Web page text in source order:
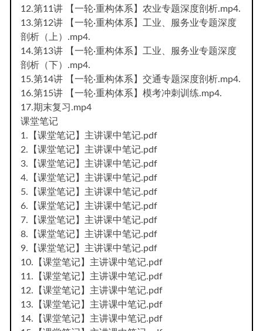
12.第11讲 【一轮·重构体系】农业专题深度剖析.mp4.
13.第12讲 【一轮·重构体系】工业、服务业专题深度
剖析（上）.mp4.
14.第13讲 【一轮·重构体系】工业、服务业专题深度
剖析（下）.mp4.
15.第14讲 【一轮·重构体系】交通专题深度剖析.mp4.
16.第15讲 【一轮·重构体系】模考冲刺训练.mp4.
17.期末复习.mp4
课堂笔记
1.【课堂笔记】主讲课中笔记.pdf
2.【课堂笔记】主讲课中笔记.pdf
3.【课堂笔记】主讲课中笔记.pdf
4.【课堂笔记】主讲课中笔记.pdf
5.【课堂笔记】主讲课中笔记.pdf
6.【课堂笔记】主讲课中笔记.pdf
7.【课堂笔记】主讲课中笔记.pdf
8.【课堂笔记】主讲课中笔记.pdf
9.【课堂笔记】主讲课中笔记.pdf
10.【课堂笔记】主讲课中笔记.pdf
11.【课堂笔记】主讲课中笔记.pdf
12.【课堂笔记】主讲课中笔记.pdf
13.【课堂笔记】主讲课中笔记.pdf
14.【课堂笔记】主讲课中笔记.pdf